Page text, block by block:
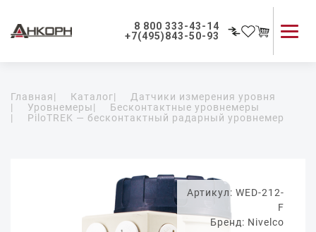
8 800 333-43-14
+7(495)843-50-93
Применение приборов
Как мы работаем
Главная| Каталог|
Датчики измерения уровня
|
Уровнемеры|
Бесконтактные уровнемеры
|
PiloTREK — бесконтактный радарный уровнемер
Артикул: WED-212-
F
Бренд: Nivelco